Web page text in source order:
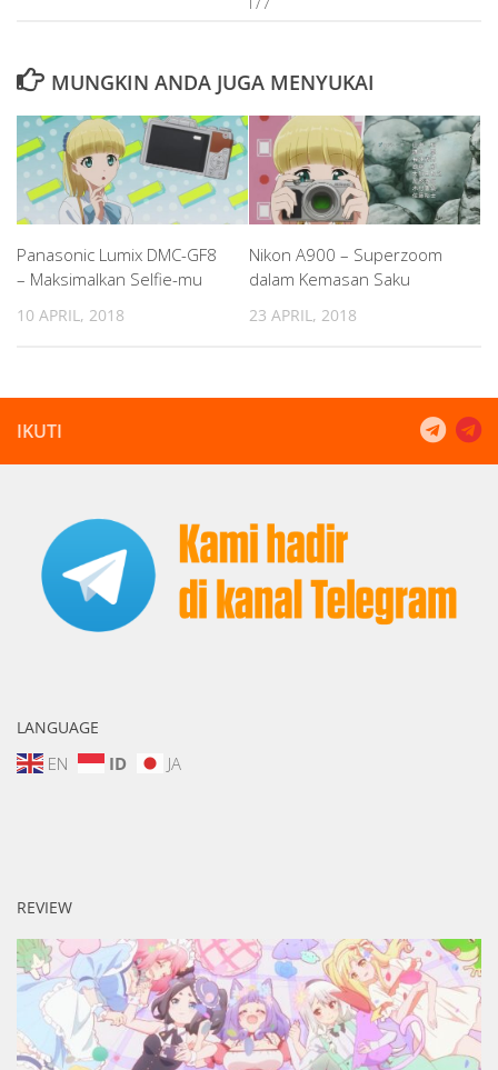
MUNGKIN ANDA JUGA MENYUKAI
Panasonic Lumix DMC-GF8
– Maksimalkan Selfie-mu
10 APRIL, 2018
Nikon A900 – Superzoom
dalam Kemasan Saku
23 APRIL, 2018
IKUTI
LANGUAGE
EN ID JA
REVIEW